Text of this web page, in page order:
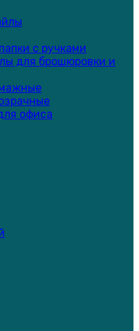
с ручками
для брошюровки и
офиса